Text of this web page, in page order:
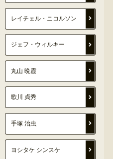
レイチェル・ニコルソン
ジェフ・ウィルキー
丸山 晩霞
歌川 貞秀
手塚 治虫
ヨシタケ シンスケ